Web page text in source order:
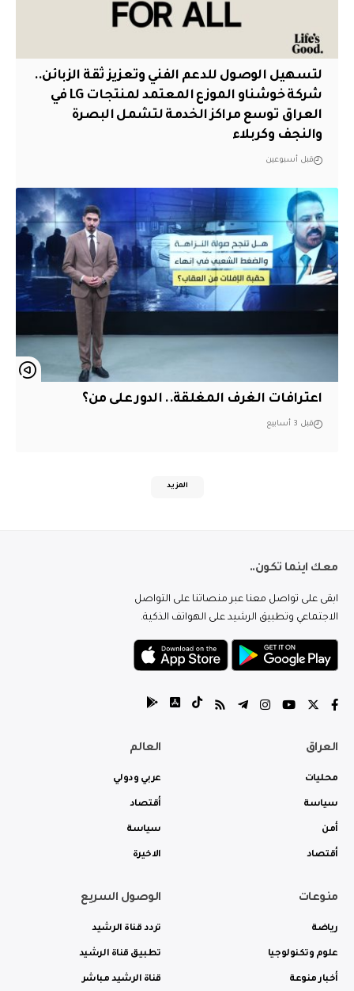
لتسهيل الوصول للدعم الفني وتعزيز ثقة الزبائن..
شركة خوشناو الموزع المعتمد لمنتجات LG في
العراق توسع مراكز الخدمة لتشمل البصرة
والنجف وكربلاء
قبل أسبوعين
اعترافات الغرف المغلقة.. الدور على من؟
قبل 3 أسابيع
المزيد
معك اينما تكون..
ابقى على تواصل معنا عبر منصاتنا على التواصل
الاجتماعي وتطبيق الرشيد على الهواتف الذكية.
العراق
محليات
سياسة
أمن
أقتصاد
العالم
عربي ودولي
أقتصاد
سياسة
الاخيرة
منوعات
رياضة
علوم وتكنولوجيا
أخبار منوعة
الوصول السريع
تردد قناة الرشيد
تطبيق قناة الرشيد
قناة الرشيد مباشر